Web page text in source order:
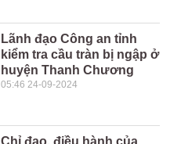
Lãnh đạo Công an tỉnh
kiểm tra cầu tràn bị ngập ở
huyện Thanh Chương
05:46 24-09-2024
Chỉ đạo, điều hành của